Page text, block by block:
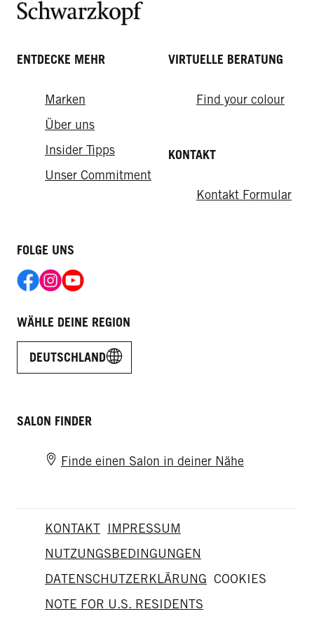
ENTDECKE MEHR
Marken
Über uns
Insider Tipps
Unser Commitment
VIRTUELLE BERATUNG
Find your colour
KONTAKT
Kontakt Formular
FOLGE UNS
WÄHLE DEINE REGION
DEUTSCHLAND
SALON FINDER
Finde einen Salon in deiner Nähe
KONTAKT IMPRESSUM
NUTZUNGSBEDINGUNGEN
DATENSCHUTZERKLÄRUNG COOKIES
NOTE FOR U.S. RESIDENTS